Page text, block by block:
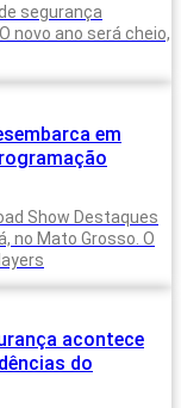
segurança
novo ano será cheio,
em
Show Destaques
no Mato Grosso. O
acontece
do